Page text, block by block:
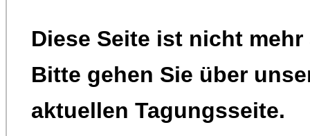
Diese Seite ist nicht
Bitte gehen Sie über
aktuellen Tagungsseite.